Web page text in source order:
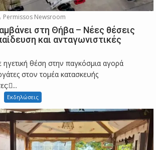
Permissos Newsroom
στη Θήβα – Νέες θέσεις
και ανταγωνιστικές
ηγετική θέση στην παγκόσμια αγορά
στον τομέα κατασκευής
Εκδηλώσεις